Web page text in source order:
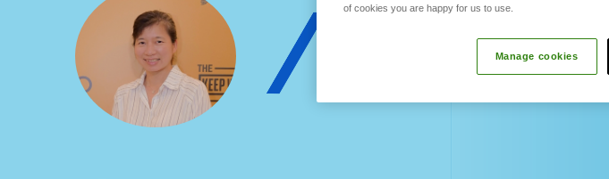
林依瑩
Care For Taiwan
of cookies you are happy for us to use.
Manage cookies